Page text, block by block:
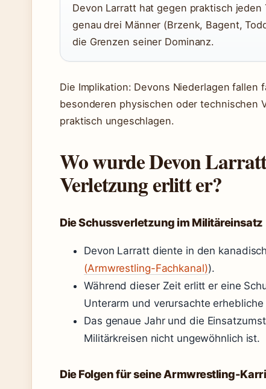
Devon Larratt hat gegen praktisch
genau drei Männer (Brzenk, Bagent,
die Grenzen seiner Dominanz.
Die Implikation: Devons Niederlagen fallen
besonderen physischen oder technischen
praktisch ungeschlagen.
Wo wurde Devon
Verletzung erlitt er?
Die Schussverletzung im Militäreinsatz
Devon Larratt diente in den
(Armwrestling-Fachkanal)).
Während dieser Zeit erlitt er eine
Unterarm und verursachte
Das genaue Jahr und die
Militärkreisen nicht ungewöhnlich ist.
Die Folgen für seine Armwrestling-